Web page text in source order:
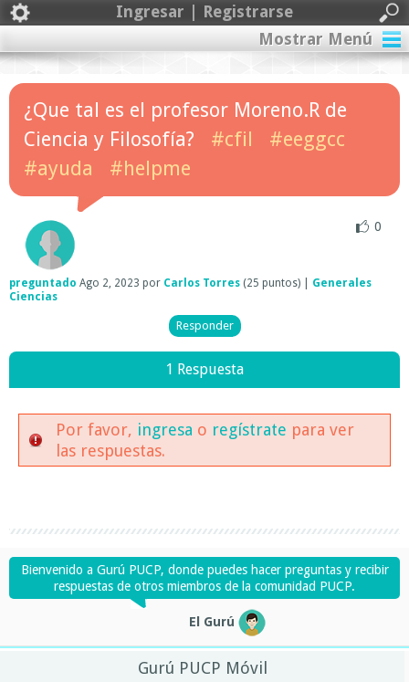
Ingresar | Registrarse
Mostrar Menú
¿Que tal es el profesor Moreno.R de
Ciencia y Filosofía?
#cfil
#eeggcc
#ayuda
#helpme
0
preguntado Ago 2, 2023 por Carlos Torres (25 puntos)
Generales
Ciencias
1 Respuesta
Por favor, ingresa o regístrate para ver
las respuestas.
Bienvenido a Gurú PUCP, donde puedes hacer preguntas y recibir
respuestas de otros miembros de la comunidad PUCP.
El Gurú
Gurú PUCP Móvil